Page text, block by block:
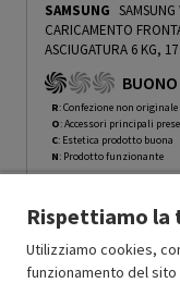
SAMSUNG
CARICAMENTO
ASCIUGATURA 6 KG,
RPM, BIANCO,
GRADING ROCN - 15%
BUONO
R: Confezione non
O: Accessori principali
C: Estetica prodotto buona
N: Prodotto funzionante
Ricondizionato
In Promozione
Rispettiamo la
Utilizziamo cookies,
funzionamento del